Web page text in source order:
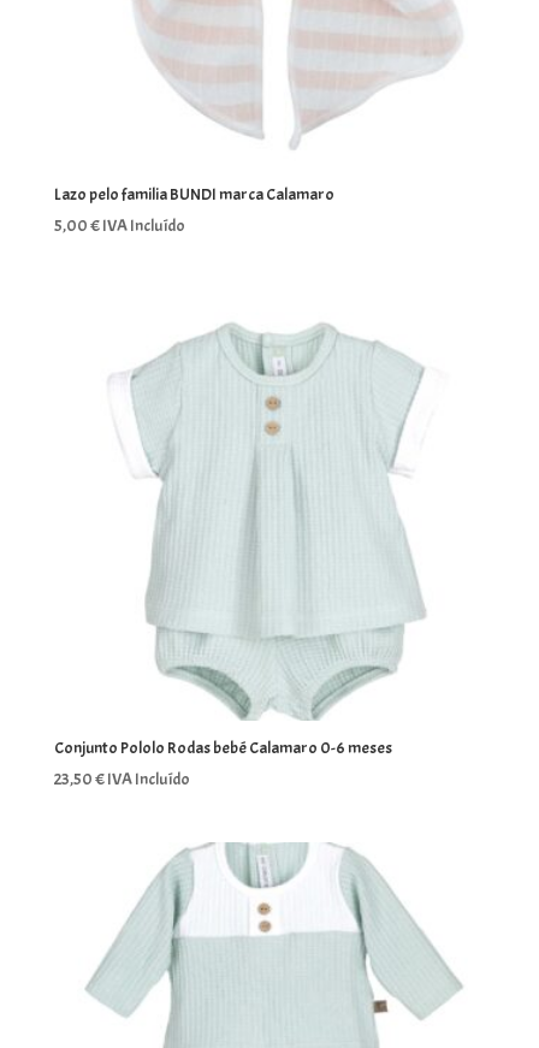
Lazo pelo familia BUNDI marca Calamaro
5,00€IVA Incluído
Conjunto Pololo Rodas bebé Calamaro 0-6 meses
23,50€IVA Incluído